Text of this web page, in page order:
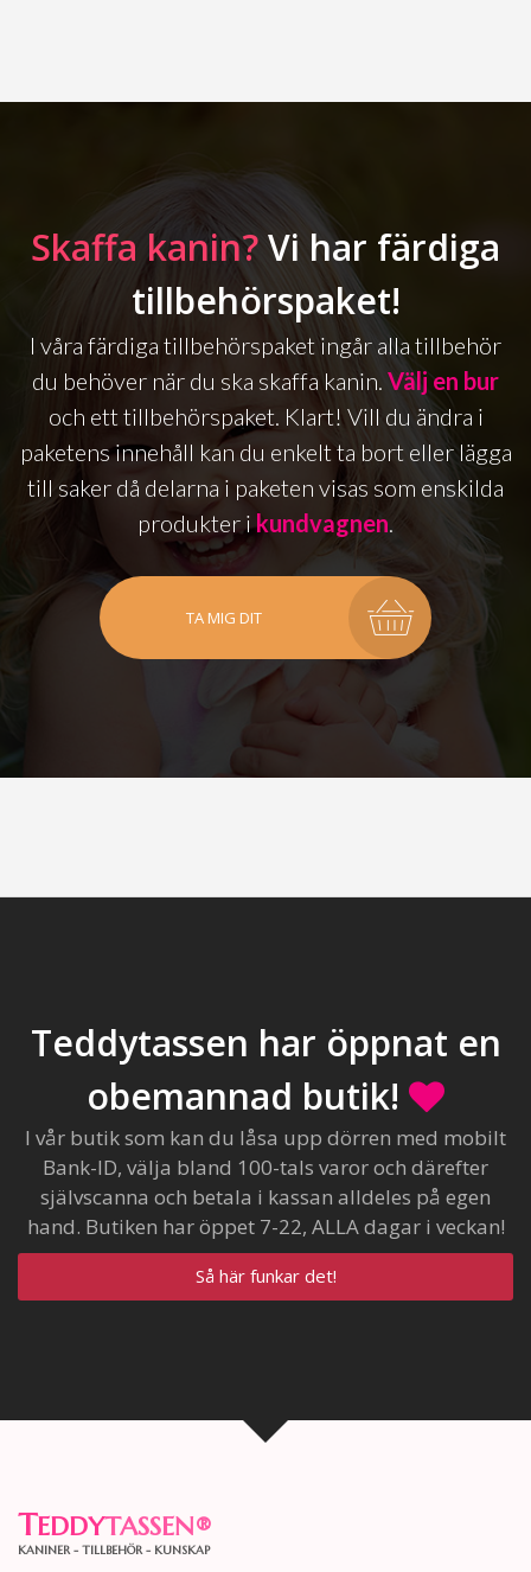
Skaffa kanin?Vi har färdiga
tillbehörspaket!
I våra färdiga tillbehörspaket ingår alla tillbehör
du behöver när du ska skaffa kanin. Välj en bur
och ett tillbehörspaket. Klart! Vill du ändra i
paketens innehåll kan du enkelt ta bort eller lägga
till saker då delarna i paketen visas som enskilda
produkter ikundvagnen.
TA MIG DIT
Teddytassen har öppnat en
obemannad butik!
I vår butik som kan du låsa upp dörren med mobilt
Bank-ID, välja bland 100-tals varor och därefter
självscanna och betala i kassan alldeles på egen
hand. Butiken har öppet 7-22, ALLA dagar i veckan!
Så här funkar det!
TEDDYTASSEN®
KANINER - TILLBEHÖR - KUNSKAP